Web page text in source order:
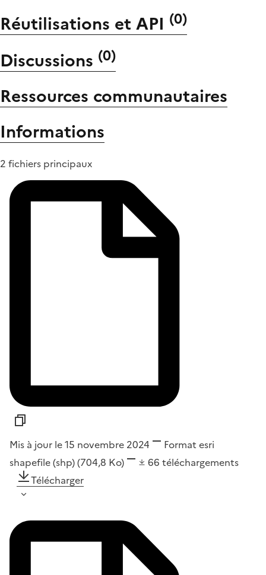
Réutilisations et API (0)
Discussions (0)
Ressources communautaires
Informations
2 fichiers principaux
Mis à jour le 15 novembre 2024 Format esri
shapefile (shp)(704,8 Ko) 66 téléchargements
Télécharger